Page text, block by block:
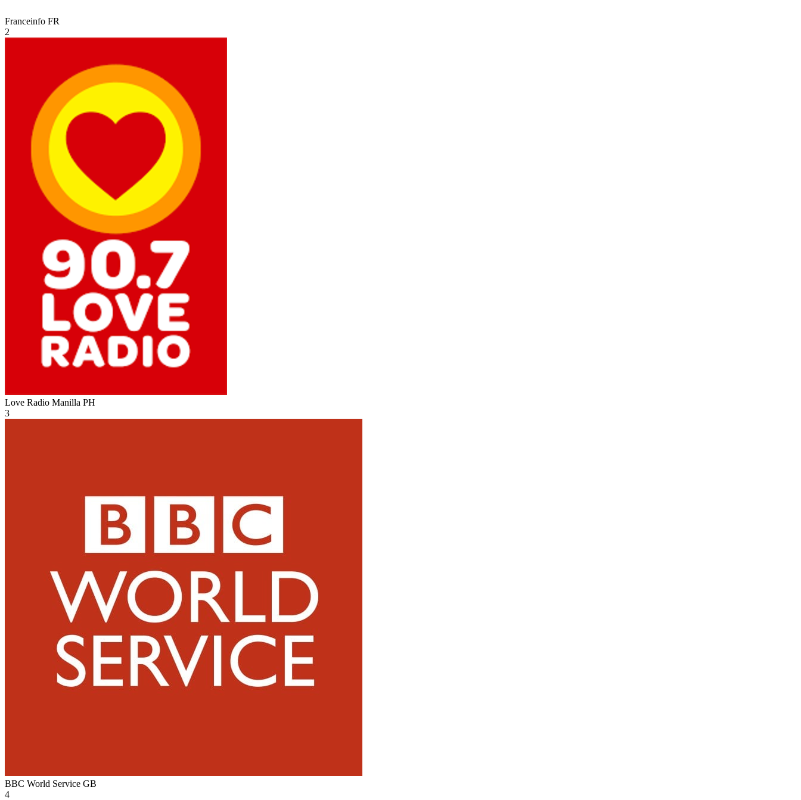
Franceinfo FR
2
Love Radio Manilla PH
3
BBC World Service GB
4